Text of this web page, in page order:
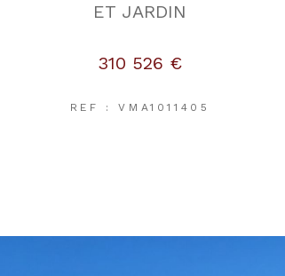
ET JARDIN
310 526 €
REF : VMA1011405